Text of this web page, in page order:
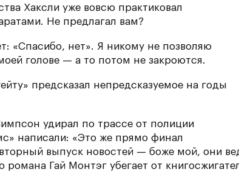
Хаксли уже вовсю практиковал
Не предлагал вам?
«Спасибо, нет». Я никому не позволяю
голове — а то потом не закроются.
предсказал непредсказуемое на годы
удирал по трассе от полиции
написали: «Это же прямо финал
выпуск новостей — боже мой, они
Гай Монтэг убегает от